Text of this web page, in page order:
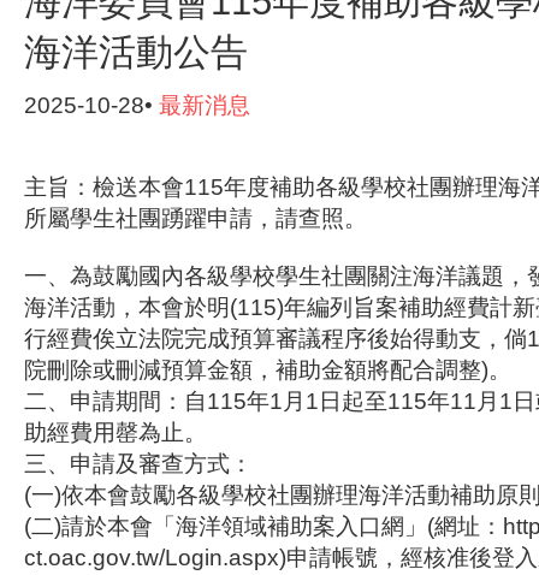
海洋活動公告
2025-10-28• 最新消息
主旨：檢送本會115年度補助各級學校社團辦理海
所屬學生社團踴躍申請，請查照。
一、為鼓勵國內各級學校學生社團關注海洋議題，
海洋活動，本會於明(115)年編列旨案補助經費計
行經費俟立法院完成預算審議程序後始得動支，倘
院刪除或刪減預算金額，補助金額將配合調整)。
二、申請期間：自115年1月1日起至115年11月1
助經費用罄為止。
三、申請及審查方式：
(一)依本會鼓勵各級學校社團辦理海洋活動補助原
(二)請於本會「海洋領域補助案入口網」(網址：
ct.oac.gov.tw/Login.aspx)申請帳號，經核准後登